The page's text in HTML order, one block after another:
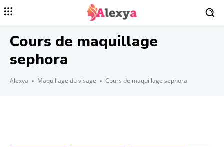
Cours de maquillage
sephora
Alexya Maquillage du visage Cours de maquillage sephora